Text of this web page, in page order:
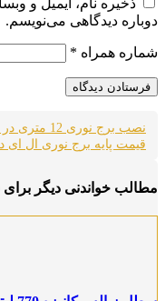
دوباره دیدگاهی می‌نویسم.
شماره همراه *
نصب برج نوری 12 متری در اراک
قیمت پایه برج نوری ال ای
مطالب خواندنی دیگر